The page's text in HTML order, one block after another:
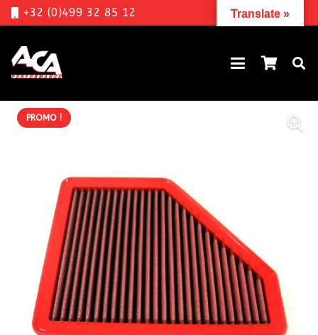
+32 (0)499 32 85 12
PROMO !
Translate »